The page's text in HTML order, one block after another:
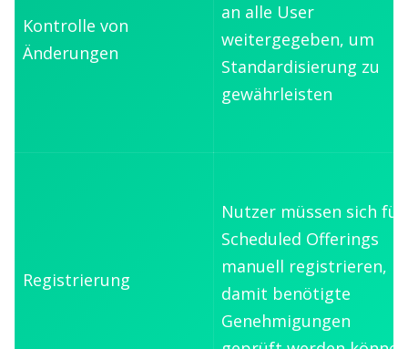
Kontrolle von
Änderungen
an alle User
weitergegeben, um
Standardisierung zu
gewährleisten
Registrierung
Nutzer müssen sich für
Scheduled Offerings
manuell registrieren,
damit benötigte
Genehmigungen